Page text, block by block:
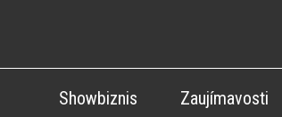
Showbiznis Zaujímavosti